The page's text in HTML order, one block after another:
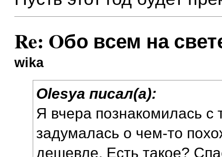
Re: Oбо всем на
wika
Olesya писал(а):
Я вчера познакомилась с
задумалась о чем-то
дешевле. Есть такое?